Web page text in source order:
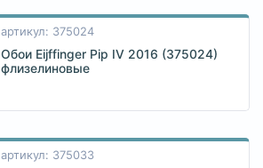
артикул: 375024
Обои Eijffinger Pip IV 2016 (375024)
флизелиновые
артикул: 375033